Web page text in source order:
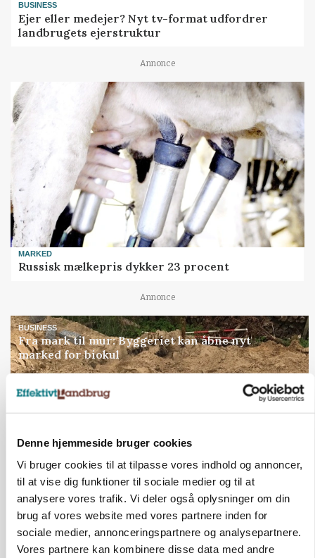
Denne hjemmeside bruger cookies
Vi bruger cookies til at tilpasse vores indhold og annoncer,
til at vise dig funktioner til sociale medier og til at
analysere vores trafik. Vi deler også oplysninger om din
brug af vores website med vores partnere inden for
sociale medier, annonceringspartnere og analysepartnere.
Vores partnere kan kombinere disse data med andre
BUSINESS
Ejer eller medejer? Nyt tv-format udfordrer
landbrugets ejerstruktur
Annonce
MARKED
Russisk mælkepris dykker 23 procent
Annonce
BUSINESS
Fra mark til mur: Byggeriet kan åbne nyt
marked for biokul
Loading...